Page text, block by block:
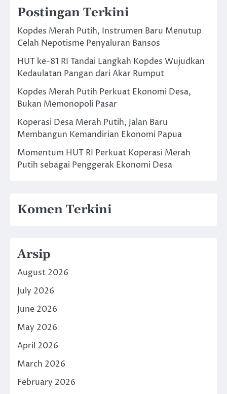
Postingan Terkini
Kopdes Merah Putih, Instrumen Baru Menutup
Celah Nepotisme Penyaluran Bansos
HUT ke-81 RI Tandai Langkah Kopdes Wujudkan
Kedaulatan Pangan dari Akar Rumput
Kopdes Merah Putih Perkuat Ekonomi Desa,
Bukan Memonopoli Pasar
Koperasi Desa Merah Putih, Jalan Baru
Membangun Kemandirian Ekonomi Papua
Momentum HUT RI Perkuat Koperasi Merah
Putih sebagai Penggerak Ekonomi Desa
Komen Terkini
Arsip
August 2026
July 2026
June 2026
May 2026
April 2026
March 2026
February 2026